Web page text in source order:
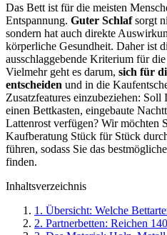
Das Bett ist für die meisten
Entspannung. Guter Schlafsorgt
sondern hat auch direkte
körperliche Gesundheit. Daher ist
ausschlaggebende Kriterium für
Vielmehr geht es darum, sich für
entscheiden und in die
Zusatzfeatures einzubeziehen:
einen Bettkasten, eingebaute
Lattenrost verfügen? Wir möchten
Kaufberatung Stück für Stück
führen, sodass Sie das
finden.
Inhaltsverzeichnis
1. Übersicht: Welche
2. Partnerbetten: Reichen